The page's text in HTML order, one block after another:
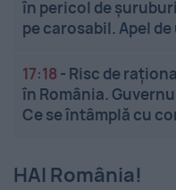
în pericol de
pe carosabil. Apel de
17:18 - Risc de
în România.
Ce se întâmplă cu
HAI România!